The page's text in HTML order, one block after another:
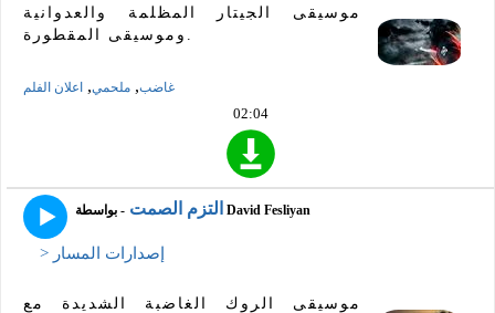
موسيقى الجيتار المظلمة والعدوانية
غاضب, ملحمي, اعلان الفلم
02:04
التزم الصمت - بواسطة David Fesliyan
> إصدارات المسار
موسيقى الروك الغاضبة الشديدة مع